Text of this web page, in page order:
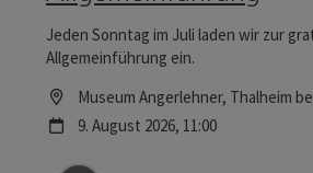
Jeden Sonntag im Juli laden wir zur
Allgemeinführung ein.
Location
Museum Angerlehner, Thalheim
Nächster Termin
9. August 2026, 11:00